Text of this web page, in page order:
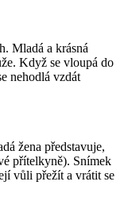
Mladá a krásná
Když se vloupá do
nehodlá vzdát
žena představuje,
přítelkyně). Snímek
vůli přežít a vrátit se